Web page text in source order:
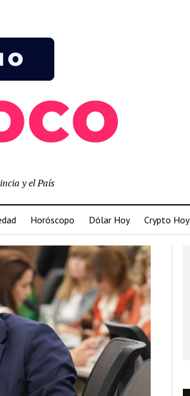
y el País
Horóscopo Dólar Hoy Crypto Hoy